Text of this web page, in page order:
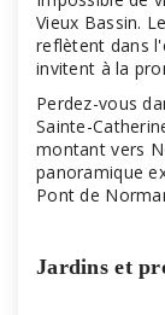
Vieux Bassin.
reflètent dans
invitent à la
Perdez-vous
Sainte-
montant vers
panoramique
Pont de
Jardins et